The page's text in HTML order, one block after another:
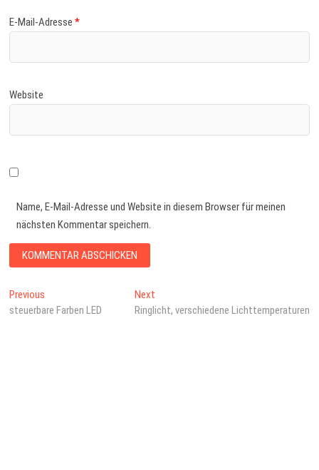
E-Mail-Adresse*
Website
Name, E-Mail-Adresse und Website in diesem Browser für meinen
nächsten Kommentar speichern.
Beitragsnavigation
Previous
post:
steuerbare Farben LED
NextNext
post:
Ringlicht, verschiedene Lichttemperaturen